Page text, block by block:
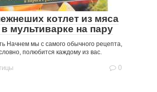
котлет из мяса
мультиварке на пару
Начнем мы с самого обычного рецепта,
полюбится каждому из вас.
0